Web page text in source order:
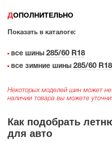
ДОПОЛНИТЕЛЬНО
Показать в каталоге:
все шины 285/60 R18
все зимние шины 285/60
Некоторых моделей шин может
наличии товара вы можете
Как подобрать
для авто